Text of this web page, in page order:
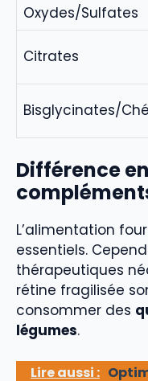
Oxydes/Sulfates
Citrates
Bisglycinates/
Différence
L’alimentation
essentiels.
thérapeutiques
rétine fragilisée
consommer des
légumes.
Lire aussi :